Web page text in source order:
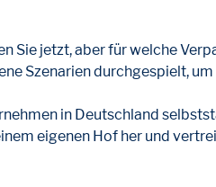
Sie jetzt, aber für welche
Szenarien durchgespielt,
in Deutschland
eigenen Hof her und